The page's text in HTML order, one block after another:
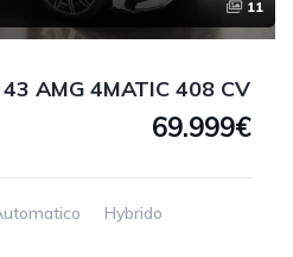
11
43 AMG 4MATIC 408 CV
69.999€
Hybrido